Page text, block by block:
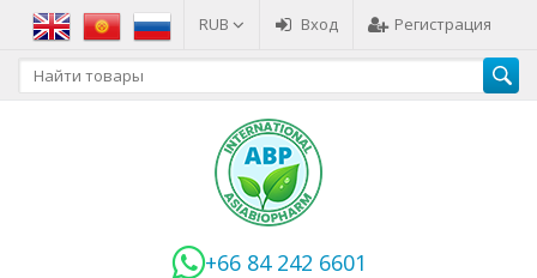
RUB Вход Регистрация
+66 84 242 6601